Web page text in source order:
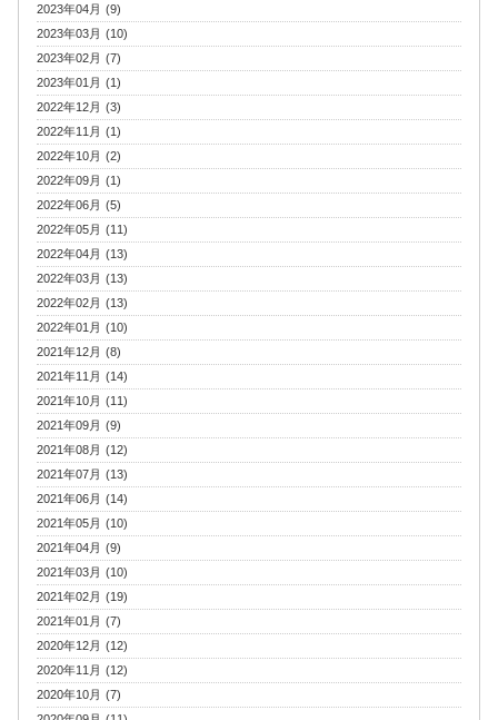
2023年04月 (9)
2023年03月 (10)
2023年02月 (7)
2023年01月 (1)
2022年12月 (3)
2022年11月 (1)
2022年10月 (2)
2022年09月 (1)
2022年06月 (5)
2022年05月 (11)
2022年04月 (13)
2022年03月 (13)
2022年02月 (13)
2022年01月 (10)
2021年12月 (8)
2021年11月 (14)
2021年10月 (11)
2021年09月 (9)
2021年08月 (12)
2021年07月 (13)
2021年06月 (14)
2021年05月 (10)
2021年04月 (9)
2021年03月 (10)
2021年02月 (19)
2021年01月 (7)
2020年12月 (12)
2020年11月 (12)
2020年10月 (7)